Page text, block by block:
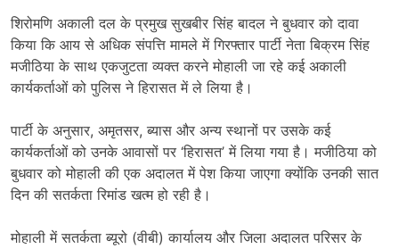
शिरोमणि अकाली दल के प्रमुख सुखबीर सिंह बादल ने बुधवार को दावा
किया कि आय से अधिक संपत्ति मामले में गिरफ्तार पार्टी नेता बिक्रम सिंह
मजीठिया के साथ एकजुटता व्यक्त करने मोहाली जा रहे कई अकाली
कार्यकर्ताओं को पुलिस ने हिरासत में ले लिया है।
पार्टी के अनुसार, अमृतसर, ब्यास और अन्य स्थानों पर उसके कई
कार्यकर्ताओं को उनके आवासों पर ‘हिरासत’ में लिया गया है। मजीठिया को
बुधवार को मोहाली की एक अदालत में पेश किया जाएगा क्योंकि उनकी सात
दिन की सतर्कता रिमांड खत्म हो रही है।
मोहाली में सतर्कता ब्यूरो (वीबी) कार्यालय और जिला अदालत परिसर के